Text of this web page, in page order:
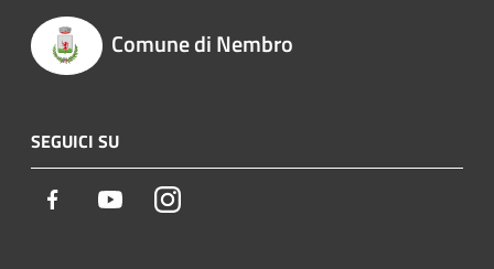
Comune di Nembro
SEGUICI SU
Facebook YoutubeInstagram